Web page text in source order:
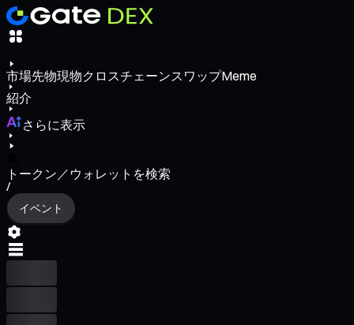
市場先物現物クロスチェーンスワップMeme
紹介
さらに表示
トークン／ウォレットを検索
/
イベント